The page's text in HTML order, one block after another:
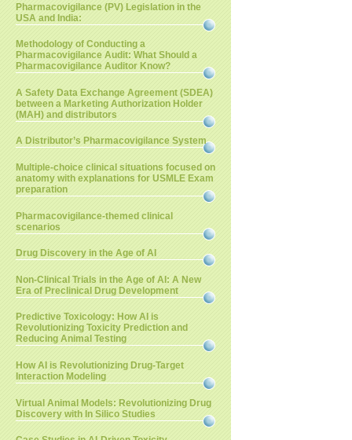
Pharmacovigilance (PV) Legislation in the
USA and India:
Methodology of Conducting a
Pharmacovigilance Audit: What Should a
Pharmacovigilance Auditor Know?
A Safety Data Exchange Agreement (SDEA)
between a Marketing Authorization Holder
(MAH) and distributors
A Distributor’s Pharmacovigilance System
Multiple-choice clinical situations focused on
anatomy with explanations for USMLE Exam
preparation
Pharmacovigilance-themed clinical
scenarios
Drug Discovery in the Age of AI
Non-Clinical Trials in the Age of AI: A New
Era of Preclinical Drug Development
Predictive Toxicology: How AI is
Revolutionizing Toxicity Prediction and
Reducing Animal Testing
How AI is Revolutionizing Drug-Target
Interaction Modeling
Virtual Animal Models: Revolutionizing Drug
Discovery with In Silico Studies